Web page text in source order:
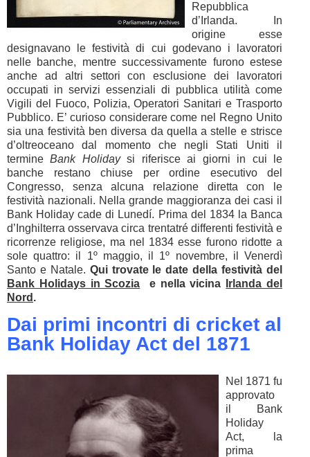
Repubblica
d’Irlanda. In
origine esse
designavano le festività di cui godevano i lavoratori
nelle banche, mentre successivamente furono estese
anche ad altri settori con esclusione dei lavoratori
occupati in servizi essenziali di pubblica utilità come
Vigili del Fuoco, Polizia, Operatori Sanitari e Trasporto
Pubblico. E’ curioso considerare come nel Regno Unito
sia una festività ben diversa da quella a stelle e strisce
d’oltreoceano dal momento che negli Stati Uniti il
termineBank Holidaysi riferisce ai giorni in cui le
banche restano chiuse per ordine esecutivo del
Congresso, senza alcuna relazione diretta con le
festività nazionali. Nella grande maggioranza dei casi il
Bank Holiday cade di Lunedí. Prima del 1834 la Banca
d’Inghilterra osservava circa trentatré differenti festività e
ricorrenze religiose, ma nel 1834 esse furono ridotte a
sole quattro: il 1º maggio, il 1º novembre, il Venerdì
Santo e Natale. Qui trovate le date della festività del
Bank Holidays in Scozia e nella vicina
Irlanda del
Nord .
Dai primi incontri di cricket al
Bank Holiday Act del 1871
Nel 1871 fu
approvato
il Bank
Holiday
Act, la
prima